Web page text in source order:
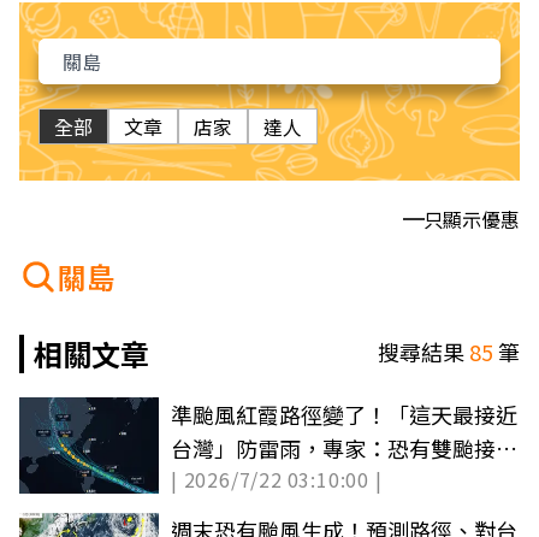
全部 文章 店家 達人
只顯示優惠
關島
相關文章
搜尋結果85筆
準颱風紅霞路徑變了！「這天最接近
台灣」防雷雨，專家：恐有雙颱接力
生成
| 2026/7/22 03:10:00 |
週末恐有颱風生成！預測路徑、對台